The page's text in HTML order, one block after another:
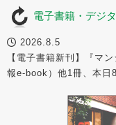
電子書籍・デジ
2026.8.5
【電子書籍新刊】『マ
報e-book）他1冊、本日